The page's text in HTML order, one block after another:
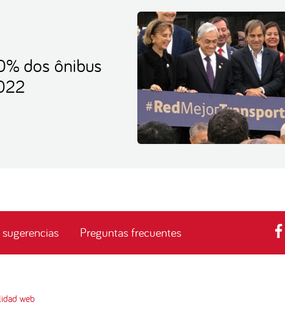
dos ônibus
Preguntas frecuentes
web